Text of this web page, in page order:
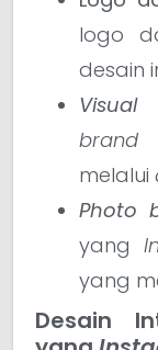
logo
desain
Visual
brand
melalui
Photo
yang
yang
Desain